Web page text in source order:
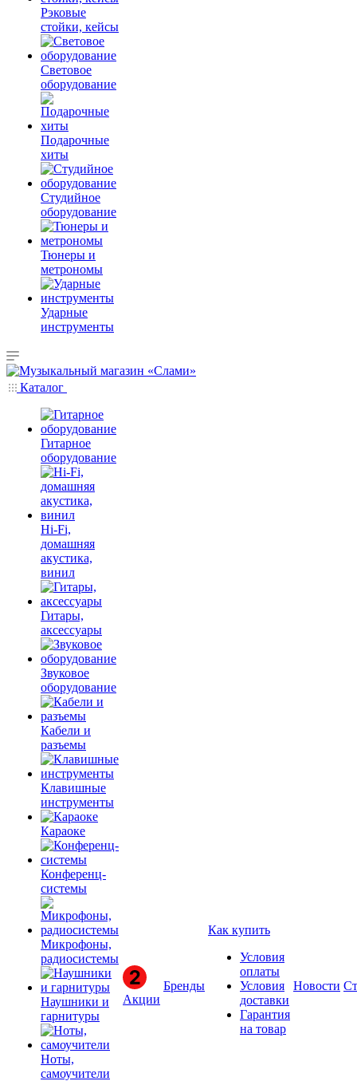
Рэковые
стойки, кейсы
Световое
оборудование
Подарочные
хиты
Студийное
оборудование
Тюнеры и
метрономы
Ударные
инструменты
Каталог
Гитарное
оборудование
Hi-Fi,
домашняя
акустика,
винил
Гитары,
аксессуары
Звуковое
оборудование
Кабели и
разъемы
Клавишные
инструменты
Караоке
Конференц-
системы
Микрофоны,
радиосистемы
Наушники и
гарнитуры
Ноты,
самоучители
Акции
Бренды
Как купить
Условия
оплаты
Условия
доставки
Гарантия
на товар
Новости